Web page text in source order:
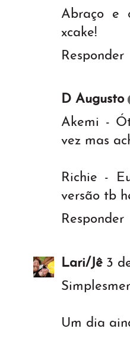
Abraço e
xcake!
Responder
D Augusto
Akemi -
vez mas
Richie -
versão tb
Responder
Lari/Jê 3
Um dia